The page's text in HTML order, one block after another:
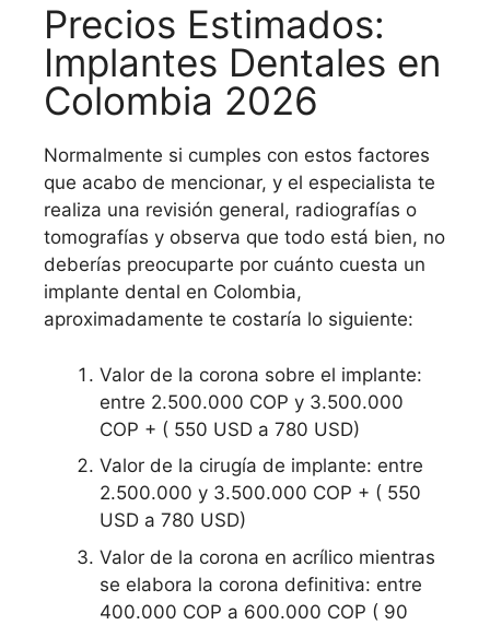
Precios Estimados:
Implantes Dentales en
Colombia 2026
Normalmente si cumples con estos factores
que acabo de mencionar, y el especialista te
realiza una revisión general, radiografías o
tomografías y observa que todo está bien, no
deberías preocuparte por cuánto cuesta un
implante dental en Colombia,
aproximadamente te costaría lo siguiente:
Valor de la corona sobre el implante:
entre 2.500.000 COP y 3.500.000
COP + ( 550 USD a 780 USD)
Valor de la cirugía de implante: entre
2.500.000 y 3.500.000 COP + ( 550
USD a 780 USD)
Valor de la corona en acrílico mientras
se elabora la corona definitiva: entre
400.000 COP a 600.000 COP ( 90